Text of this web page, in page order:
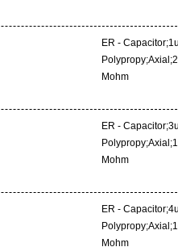
ER -
Mohm
ER -
Mohm
ER -
Mohm